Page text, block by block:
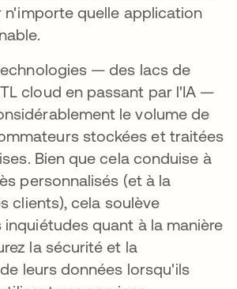
n'importe quelle application
— des lacs de
cloud en passant par l'IA —
le volume de
stockées et traitées
Bien que cela conduise à
personnalisés (et à la
clients), cela soulève
quant à la manière
la sécurité et la
leurs données lorsqu'ils